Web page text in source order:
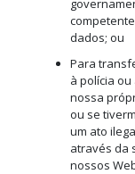
dados; ou
Para
à polícia
nossa
ou se
um ato
através da
nossos